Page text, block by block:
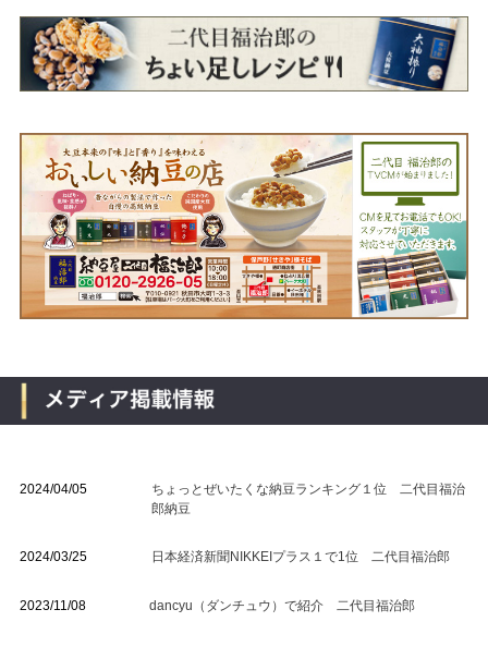
2024/04/05
ちょっとぜいたくな納豆ランキング１位 二代目福治
郎納豆
2024/03/25 日本経済新聞NIKKEIプラス１で1位 二代目福治郎
2023/11/08 dancyu（ダンチュウ）で紹介 二代目福治郎